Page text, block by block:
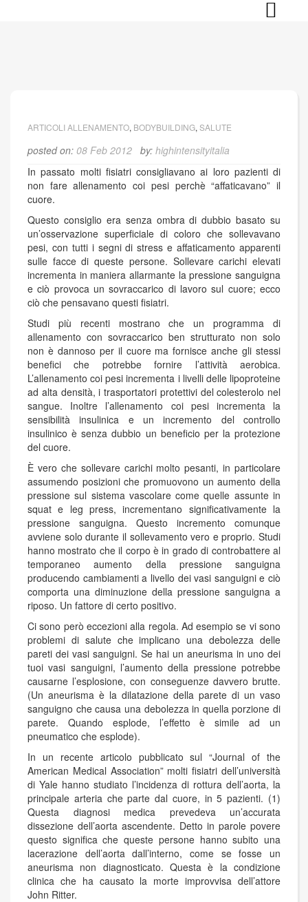
ARTICOLI ALLENAMENTO, BODYBUILDING, SALUTE
posted on: 08 Feb 2012 by: highintensityitalia
In passato molti fisiatri consigliavano ai loro pazienti di
non fare allenamento coi pesi perchè “affaticavano” il
cuore.
Questo consiglio era senza ombra di dubbio basato su
un’osservazione superficiale di coloro che sollevavano
pesi, con tutti i segni di stress e affaticamento apparenti
sulle facce di queste persone. Sollevare carichi elevati
incrementa in maniera allarmante la pressione sanguigna
e ciò provoca un sovraccarico di lavoro sul cuore; ecco
ciò che pensavano questi fisiatri.
Studi più recenti mostrano che un programma di
allenamento con sovraccarico ben strutturato non solo
non è dannoso per il cuore ma fornisce anche gli stessi
benefici che potrebbe fornire l’attività aerobica.
L’allenamento coi pesi incrementa i livelli delle lipoproteine
ad alta densità, i trasportatori protettivi del colesterolo nel
sangue. Inoltre l’allenamento coi pesi incrementa la
sensibilità insulinica e un incremento del controllo
insulinico è senza dubbio un beneficio per la protezione
del cuore.
È vero che sollevare carichi molto pesanti, in particolare
assumendo posizioni che promuovono un aumento della
pressione sul sistema vascolare come quelle assunte in
squat e leg press, incrementano significativamente la
pressione sanguigna. Questo incremento comunque
avviene solo durante il sollevamento vero e proprio. Studi
hanno mostrato che il corpo è in grado di controbattere al
temporaneo aumento della pressione sanguigna
producendo cambiamenti a livello dei vasi sanguigni e ciò
comporta una diminuzione della pressione sanguigna a
riposo. Un fattore di certo positivo.
Ci sono però eccezioni alla regola. Ad esempio se vi sono
problemi di salute che implicano una debolezza delle
pareti dei vasi sanguigni. Se hai un aneurisma in uno dei
tuoi vasi sanguigni, l’aumento della pressione potrebbe
causarne l’esplosione, con conseguenze davvero brutte.
(Un aneurisma è la dilatazione della parete di un vaso
sanguigno che causa una debolezza in quella porzione di
parete. Quando esplode, l’effetto è simile ad un
pneumatico che esplode).
In un recente articolo pubblicato sul “Journal of the
American Medical Association” molti fisiatri dell’università
di Yale hanno studiato l’incidenza di rottura dell’aorta, la
principale arteria che parte dal cuore, in 5 pazienti. (1)
Questa diagnosi medica prevedeva un’accurata
dissezione dell’aorta ascendente. Detto in parole povere
questo significa che queste persone hanno subito una
lacerazione dell’aorta dall’interno, come se fosse un
aneurisma non diagnosticato. Questa è la condizione
clinica che ha causato la morte improvvisa dell’attore
John Ritter.